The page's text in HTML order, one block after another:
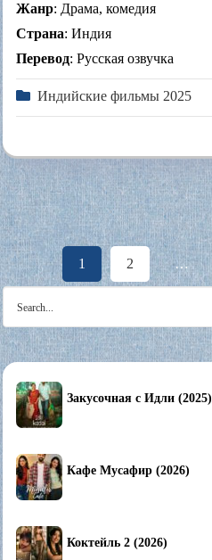
Жанр: Драма, комедия
Страна: Индия
Перевод: Русская озвучка
Индийские фильмы 2025
Пагинация
записей
1 2 …
for:
Закусочная с Идли (2025)
Кафе Мусафир (2026)
Коктейль 2 (2026)